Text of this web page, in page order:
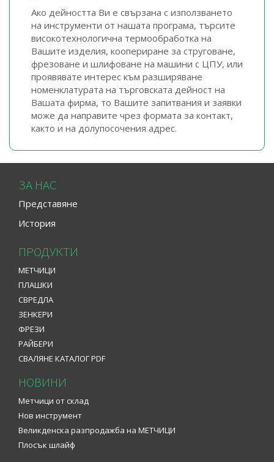
Ако дейността Ви е свързана с използването
на инструменти от нашата програма, търсите
високотехнологична термообработка на
Вашите изделия, коопериране за струговане,
фрезоване и шлифоване на машини с ЦПУ, или
проявявате интерес към разширяване
номенклатурата на търговската дейност на
Вашата фирма, то Вашите запитвания и заявки
може да направите чрез формата за контакт,
както и на долупосочения адрес.
ЗА НАС
Представяне
История
ПРОДУКТИ
МЕТЧИЦИ
ПЛАШКИ
СВРЕДЛА
ЗЕНКЕРИ
ФРЕЗИ
РАЙБЕРИ
СВАЛЯНЕ КАТАЛОГ PDF
НОВИНИ
Mетчици от склад
Нов инструмент
Великденска разпродажба на МЕТЧИЦИ
Плосък шлайф